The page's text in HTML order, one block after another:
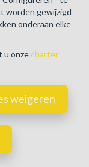
worden gewijzigd
onderaan elke
u onzecharter
weigeren
DEVELOPED BY